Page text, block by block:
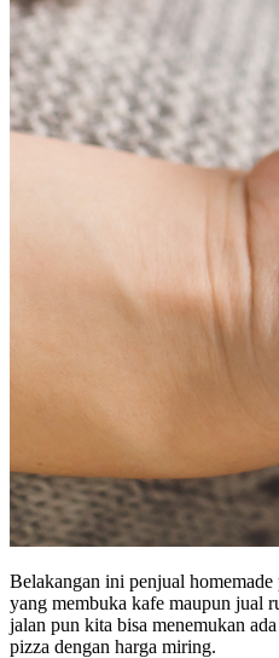
Belakangan ini penjual homemade
yang membuka kafe maupun jual
jalan pun kita bisa menemukan
pizza dengan harga miring.